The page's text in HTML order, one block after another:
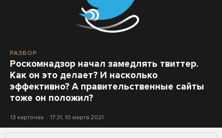
РАЗБОР
Роскомнадзор начал замедлять твиттер.
Как он это делает? И насколько
эффективно? А правительственные сайты
тоже он положил?
13 карточек 17:31, 10 марта 2021